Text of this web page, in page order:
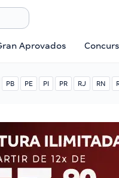
Aprovados
PB PE PI PR RJ RN